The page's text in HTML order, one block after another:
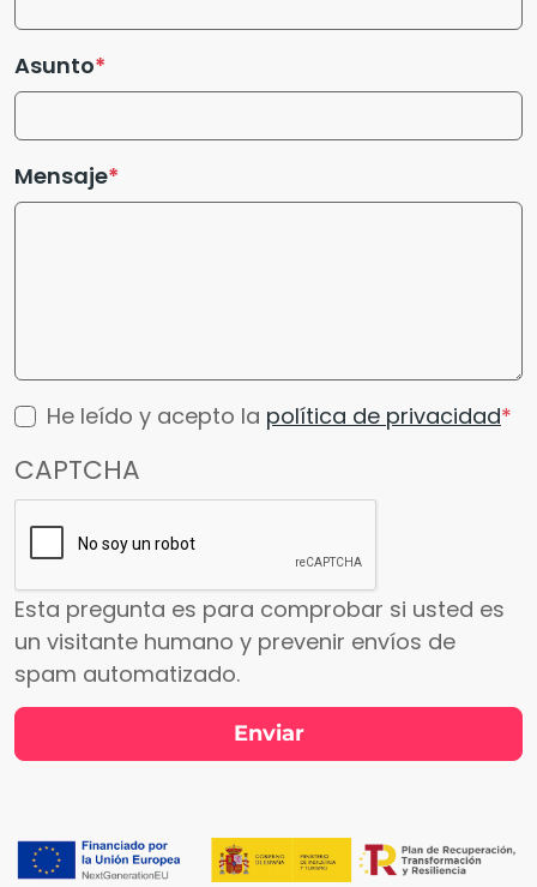
Asunto
Mensaje
He leído y acepto la política de privacidad
CAPTCHA
Esta pregunta es para comprobar si usted es
un visitante humano y prevenir envíos de
spam automatizado.